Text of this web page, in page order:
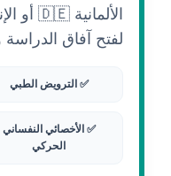
لفتح آفاق الدراسة
✅ الترويض الطبي
✅ الأخصائي النفساني
الحركي